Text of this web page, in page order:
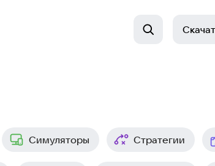
Симуляторы Стратегии